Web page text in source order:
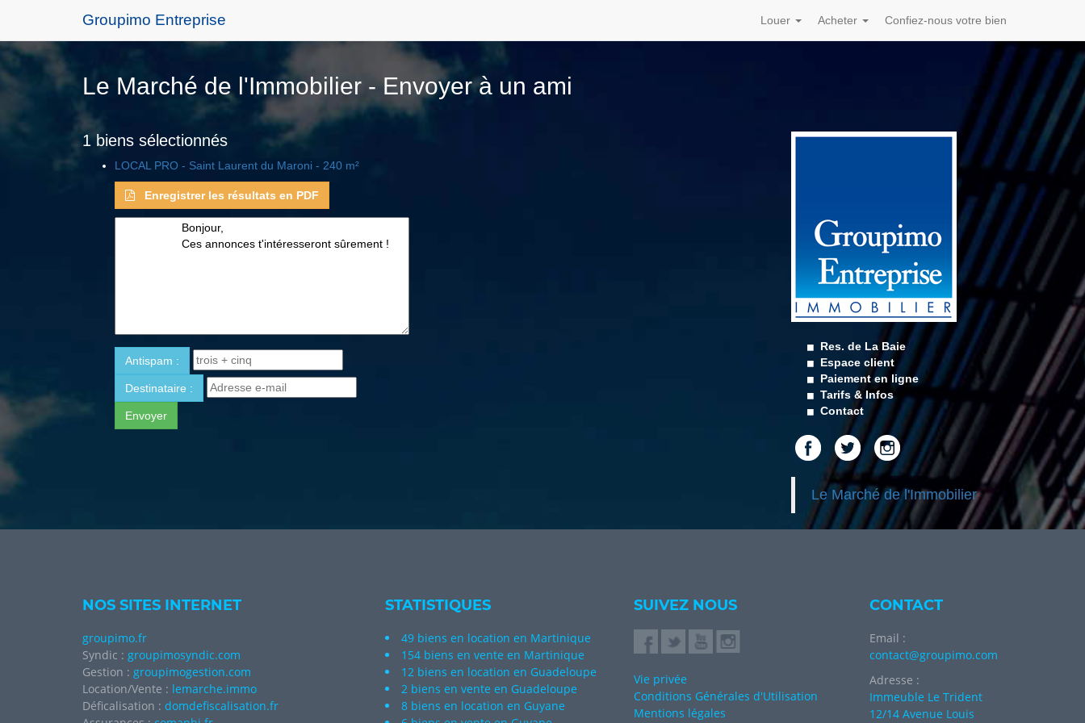
Groupimo Entreprise Louer Acheter Confiez-nous votre bien
Le Marché de l'Immobilier - Envoyer à un ami
1 biens sélectionnés
LOCAL PRO - Saint Laurent du Maroni - 240 m²
Enregistrer les résultats en PDF
Antispam :
Destinataire :
Envoyer
Res. de La Baie
Espace client
Paiement en ligne
Tarifs & Infos
Contact
Le Marché de l'Immobilier
NOS SITES INTERNET
groupimo.fr
Syndic : groupimosyndic.com
Gestion : groupimogestion.com
Location/Vente : lemarche.immo
Déficalisation : domdefiscalisation.fr
STATISTIQUES
49 biens en location en Martinique
154 biens en vente en Martinique
12 biens en location en Guadeloupe
2 biens en vente en Guadeloupe
8 biens en location en Guyane
SUIVEZ NOUS
Vie privée
Conditions Générales d'Utilisation
Mentions légales
CONTACT
Email :
contact@groupimo.com
Adresse :
Immeuble Le Trident
12/14 Avenue Louis